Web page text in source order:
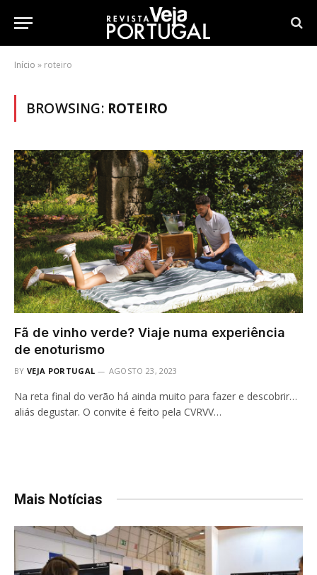
Início » roteiro
BROWSING: ROTEIRO
Fã de vinho verde? Viaje numa experiência
de enoturismo
BY VEJA PORTUGAL AGOSTO 23, 2023
Na reta final do verão há ainda muito para fazer e descobrir…
aliás degustar. O convite é feito pela CVRVV…
Mais Notícias